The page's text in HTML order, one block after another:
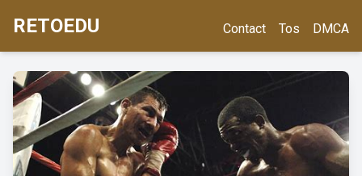
RETOEDU Contact Tos DMCA